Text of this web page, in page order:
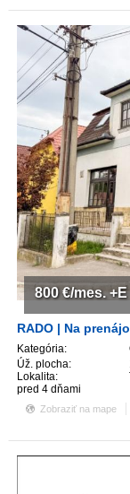
Kategória:
Úž. plocha:
Lokalita:
pred 4 dňami
800 €/mes. +E
Zobraziť na mape